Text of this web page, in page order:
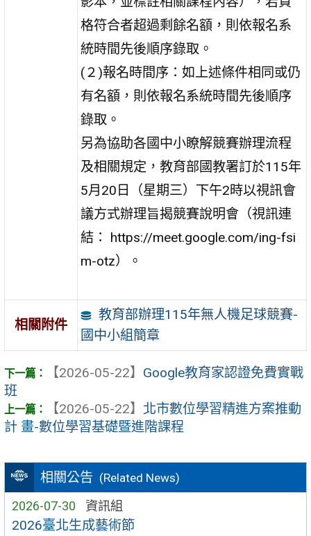
相關公告 (Related News)
2026-07-30 資訊組
2026臺北生成藝術節
格符合者超過剩餘名額，則依報名系
統時間先後順序錄取。
(２)報名時間序：如上述條件相同或仍
有名額，則依報名系統時間先後順序
錄取。
另為協助各國中小瞭解競賽辦理流程
及相關規定，教育部國教署訂於115年
5月20日（星期三）下午2時以視訊會
議方式辦理旨揭競賽說明會（視訊連
結： https://meet.google.com/ing-fsi
m-otz）。
相關附件
教育部辦理115年無人機足球競賽-
國中小組簡章
【2026-05-22】 Google教育家認證免費實戰
班
【2026-05-22】 北市數位學習精進方案推動
計 畫-數位學習基礎暨進階課程